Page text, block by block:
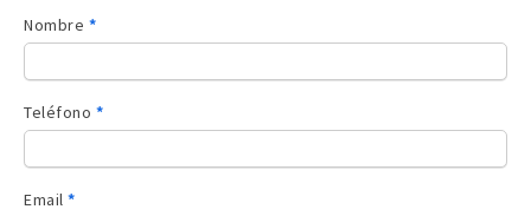
Contacto
sidebar
Nombre *
Teléfono *
Email *